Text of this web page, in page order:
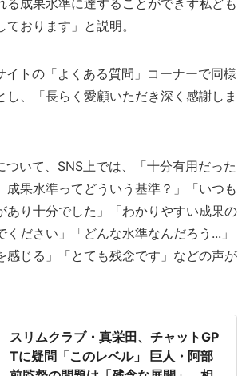
る成果水準に達することができず私ども
おります」と説明。
トの「よくある質問」コーナーで同様
し、「長らく愛顧いただき深く感謝しま
いて、SNS上では、「十分有用だった
成果水準ってどういう基準？」「いつも
あり十分でした」「わかりやすい成果の
ださい」「どんな水準なんだろう...」
感じる」「とても残念です」などの声が
スリムクラブ・真栄田、チャットGP
Tに疑問「このレベル」 巨人・阿部